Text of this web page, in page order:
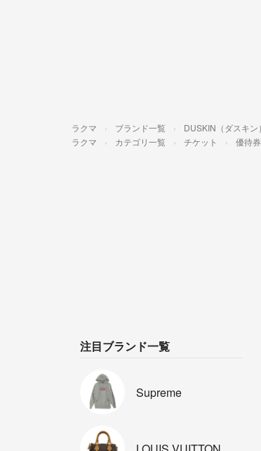
ラクマ ブランド一覧 DUSKIN（ダスキン）
ラクマ カテゴリ一覧 チケット 優待
注目ブランド一覧
Supreme